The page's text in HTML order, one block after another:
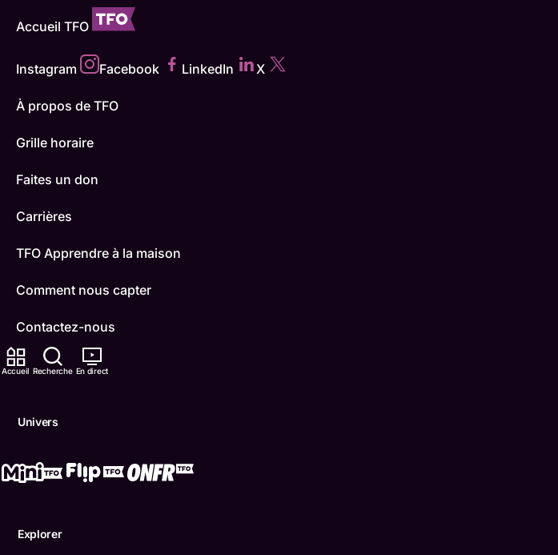
Accueil Recherche En direct
Univers
Explorer
Accueil TFO
Instagram Facebook LinkedIn X
À propos de TFO
Grille horaire
Faites un don
Carrières
TFO Apprendre à la maison
Comment nous capter
Contactez-nous
ONFR
Conditions d'utilisation